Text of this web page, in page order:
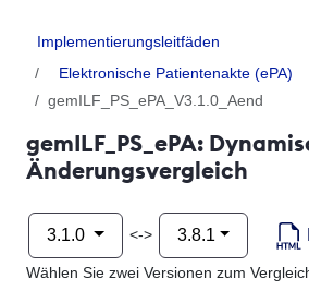
Implementierungsleitfäden
Elektronische Patientenakte (ePA)
gemILF_PS_ePA_V3.1.0_Aend
gemILF_PS_ePA:
Änderungsvergleich
3.1.0 <-> 3.8.1
Wählen Sie zwei Versionen zum